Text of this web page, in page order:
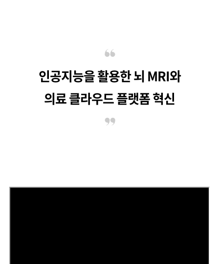
인공지능을 활용한뇌 MRI와
의료 클라우드 플랫폼 혁신